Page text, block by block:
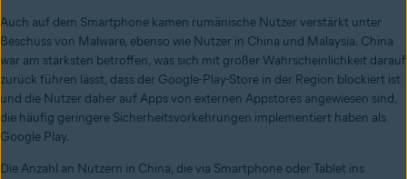
Auch auf dem Smartphone kamen rumänische Nutzer verstärkt unter
Beschuss von Malware, ebenso wie Nutzer in China und Malaysia. China
war am stärksten betroffen, was sich mit großer Wahrscheinlichkeit darauf
zurück führen lässt, dass der Google-Play-Store in der Region blockiert ist
und die Nutzer daher auf Apps von externen Appstores angewiesen sind,
die häufig geringere Sicherheitsvorkehrungen implementiert haben als
Google Play.
Die Anzahl an Nutzern in China, die via Smartphone oder Tablet ins